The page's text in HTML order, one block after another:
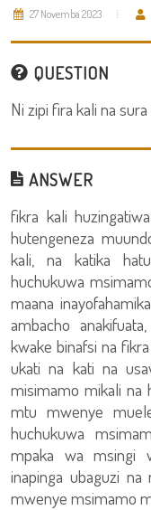
27 Novemba 2023
QUESTION
Ni zipi fira kali na
ANSWER
fikra kali
hutengeneza
kali, na katika
huchukuwa
maana
ambacho
kwake binafsi na
ukati na kati na
misimamo mikali na
mtu mwenye
huchukuwa
mpaka wa msingi
inapinga ubaguzi
mwenye msimamo